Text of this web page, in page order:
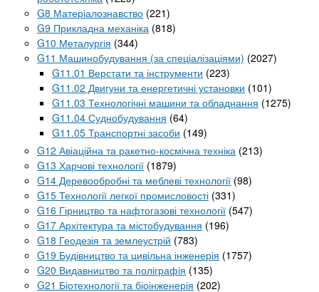
G8 Матеріалознавство (221)
G9 Прикладна механіка (818)
G10 Металургія (344)
G11 Машинобудування (за спеціалізаціями) (2027)
G11.01 Верстати та інструменти (223)
G11.02 Двигуни та енергетичні установки (101)
G11.03 Технологічні машини та обладнання (1275)
G11.04 Суднобудування (64)
G11.05 Транспортні засоби (149)
G12 Авіаційна та ракетно-космічна техніка (213)
G13 Харчові технології (1879)
G14 Деревообробні та меблеві технології (98)
G15 Технології легкої промисловості (331)
G16 Гірництво та нафтогазові технології (547)
G17 Архітектура та містобудування (196)
G18 Геодезія та землеустрій (783)
G19 Будівництво та цивільна інженерія (1757)
G20 Видавництво та поліграфія (135)
G21 Біотехнології та біоінженерія (202)